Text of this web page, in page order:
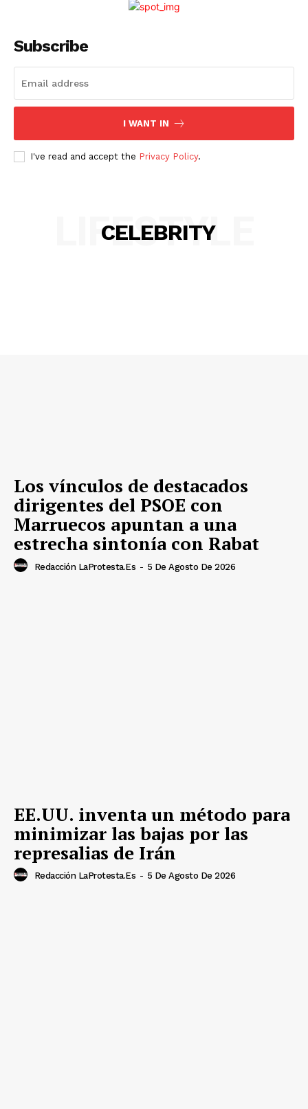
Subscribe
I WANT IN
I've read and accept the Privacy Policy.
CELEBRITY
LIFESTYLE
Los vínculos de destacados
dirigentes del PSOE con
Marruecos apuntan a una
estrecha sintonía con Rabat
Redacción LaProtesta.es - 5 De Agosto De 2026
EE.UU. inventa un método para
minimizar las bajas por las
represalias de Irán
Redacción LaProtesta.es - 5 De Agosto De 2026